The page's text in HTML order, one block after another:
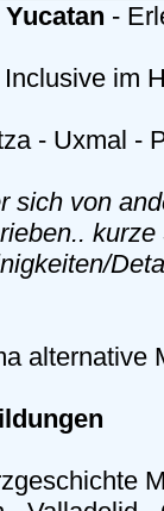
-
im
- Uxmal -
sich von
kurze
alternative